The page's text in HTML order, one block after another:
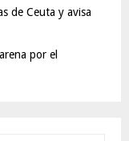
de Ceuta y avisa
por el